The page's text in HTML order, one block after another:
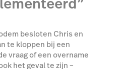
besloten Chris en
te kloppen bij een
vraag of een overname
het geval te zijn –